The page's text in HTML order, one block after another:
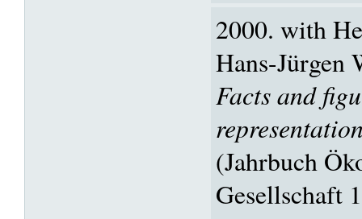
2000. with
Hans-Jürgen
Facts and
(Jahrbuch
Gesellschaft